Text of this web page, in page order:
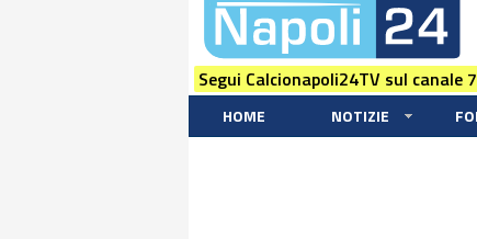
Segui Calcionapoli24TV sul canale
HOME NOTIZIE